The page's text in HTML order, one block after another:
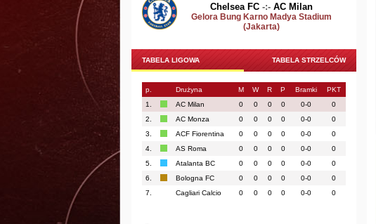
Chelsea FC -:- AC Milan
Gelora Bung Karno Madya Stadium
(Jakarta)
TABELA LIGOWA TABELA STRZELCÓW
p. Drużyna M W R P Bramki
PKT
1.
AC Milan 0 0 0 0 0-0
0
2.
AC Monza 0 0 0 0 0-0
0
3.
ACF Fiorentina 0 0 0 0 0-0
0
4.
AS Roma 0 0 0 0 0-0
0
5.
Atalanta BC 0 0 0 0 0-0
0
6.
Bologna FC 0 0 0 0 0-0
0
7.
Cagliari Calcio 0 0 0 0 0-0 0